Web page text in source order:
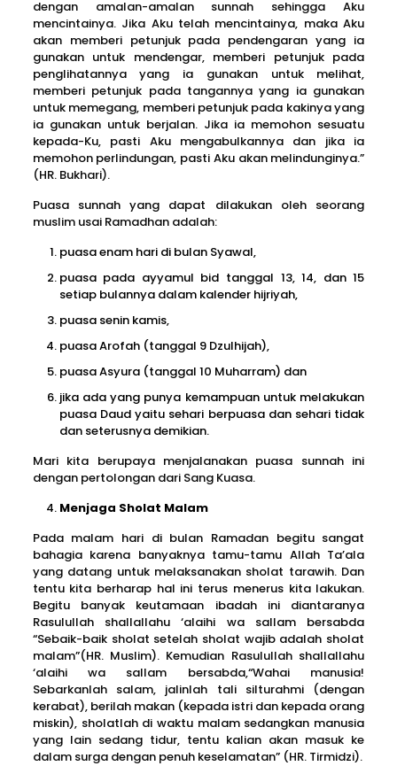
dengan amalan-amalan sunnah sehingga Aku
mencintainya. Jika Aku telah mencintainya, maka Aku
akan memberi petunjuk pada pendengaran yang ia
gunakan untuk mendengar, memberi petunjuk pada
penglihatannya yang ia gunakan untuk melihat,
memberi petunjuk pada tangannya yang ia gunakan
untuk memegang, memberi petunjuk pada kakinya yang
ia gunakan untuk berjalan. Jika ia memohon sesuatu
kepada-Ku, pasti Aku mengabulkannya dan jika ia
memohon perlindungan, pasti Aku akan melindunginya.”
(HR. Bukhari).
Puasa sunnah yang dapat dilakukan oleh seorang
muslim usai Ramadhan adalah:
puasa enam hari di bulan Syawal,
puasa pada ayyamul bid tanggal 13, 14, dan 15
setiap bulannya dalam kalender hijriyah,
puasa senin kamis,
puasa Arofah (tanggal 9 Dzulhijah),
puasa Asyura (tanggal 10 Muharram) dan
jika ada yang punya kemampuan untuk melakukan
puasa Daud yaitu sehari berpuasa dan sehari tidak
dan seterusnya demikian.
Mari kita berupaya menjalanakan puasa sunnah ini
dengan pertolongan dari Sang Kuasa.
Menjaga Sholat Malam
Pada malam hari di bulan Ramadan begitu sangat
bahagia karena banyaknya tamu-tamu Allah Ta’ala
yang datang untuk melaksanakan sholat tarawih. Dan
tentu kita berharap hal ini terus menerus kita lakukan.
Begitu banyak keutamaan ibadah ini diantaranya
Rasulullah shallallahu ‘alaihi wa sallam bersabda
“Sebaik-baik sholat setelah sholat wajib adalah sholat
malam”(HR. Muslim). Kemudian Rasulullah shallallahu
‘alaihi wa sallam bersabda,“Wahai manusia!
Sebarkanlah salam, jalinlah tali silturahmi (dengan
kerabat), berilah makan (kepada istri dan kepada orang
miskin), sholatlah di waktu malam sedangkan manusia
yang lain sedang tidur, tentu kalian akan masuk ke
dalam surga dengan penuh keselamatan” (HR. Tirmidzi).